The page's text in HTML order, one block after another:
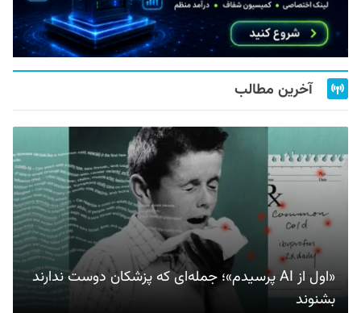
آخرین مطالب
«اول از AI پرسیدم»؛ جمله‌ای که پزشکان دوست ندارند
بشنوند